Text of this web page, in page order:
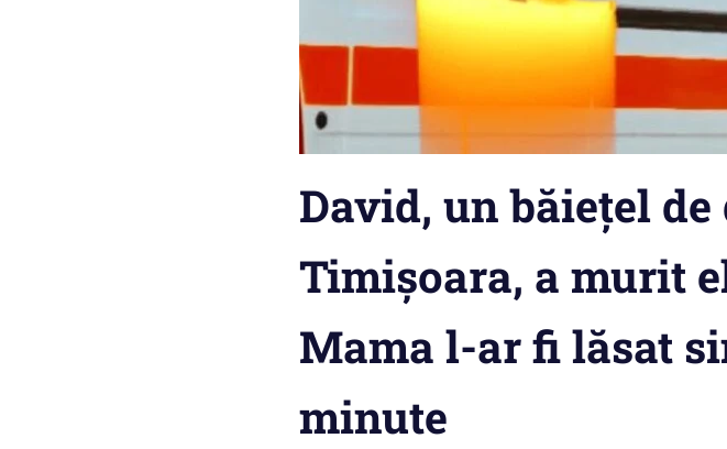
David, un băiețel
Timișoara, a murit
Mama l-ar fi lăsat
minute